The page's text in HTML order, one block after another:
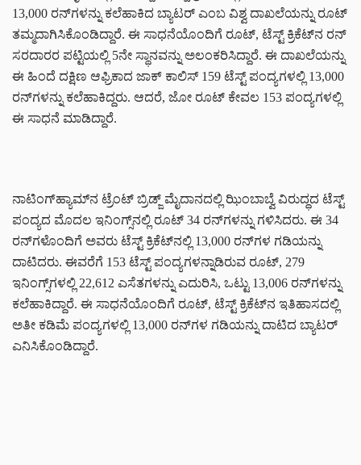
13,000 ರನ್‌ಗಳನ್ನು ಕಲೆಹಾಕಿದ ಬ್ಯಾಟರ್ ಎಂಬ ವಿಶ್ವ ದಾಖಲೆಯನ್ನು ರೂಟ್
ತಮ್ಮದಾಗಿಸಿಕೊಂಡಿದ್ದಾರೆ. ಈ ಸಾಧನೆಯೊಂದಿಗೆ ರೂಟ್, ಟೆಸ್ಟ್ ಕ್ರಿಕೆಟ್‌ನ ರನ್
ಸರದಾರರ ಪಟ್ಟಿಯಲ್ಲಿ 5ನೇ ಸ್ಥಾನವನ್ನು ಅಲಂಕರಿಸಿದ್ದಾರೆ. ಈ ದಾಖಲೆಯನ್ನು
ಈ ಹಿಂದೆ ದಕ್ಷಿಣ ಆಫ್ರಿಕಾದ ಜಾಕ್ ಕಾಲಿಸ್ 159 ಟೆಸ್ಟ್ ಪಂದ್ಯಗಳಲ್ಲಿ 13,000
ರನ್‌ಗಳನ್ನು ಕಲೆಹಾಕಿದ್ದರು. ಆದರೆ, ಜೋ ರೂಟ್ ಕೇವಲ 153 ಪಂದ್ಯಗಳಲ್ಲಿ
ಈ ಸಾಧನೆ ಮಾಡಿದ್ದಾರೆ.
ನಾಟಿಂಗ್‌ಹ್ಯಾಮ್‌ನ ಟ್ರೆಂಟ್ ಬ್ರಿಡ್ಜ್‌ ಮೈದಾನದಲ್ಲಿ ಝಿಂಬಾಬ್ವೆ ವಿರುದ್ಧದ ಟೆಸ್ಟ್
ಪಂದ್ಯದ ಮೊದಲ ಇನಿಂಗ್ಸ್‌ನಲ್ಲಿ ರೂಟ್ 34 ರನ್‌ಗಳನ್ನು ಗಳಿಸಿದರು. ಈ 34
ರನ್‌ಗಳೊಂದಿಗೆ ಅವರು ಟೆಸ್ಟ್ ಕ್ರಿಕೆಟ್‌ನಲ್ಲಿ 13,000 ರನ್‌ಗಳ ಗಡಿಯನ್ನು
ದಾಟಿದರು. ಈವರೆಗೆ 153 ಟೆಸ್ಟ್ ಪಂದ್ಯಗಳನ್ನಾಡಿರುವ ರೂಟ್, 279
ಇನಿಂಗ್ಸ್‌ಗಳಲ್ಲಿ 22,612 ಎಸೆತಗಳನ್ನು ಎದುರಿಸಿ, ಒಟ್ಟು 13,006 ರನ್‌ಗಳನ್ನು
ಕಲೆಹಾಕಿದ್ದಾರೆ. ಈ ಸಾಧನೆಯೊಂದಿಗೆ ರೂಟ್, ಟೆಸ್ಟ್ ಕ್ರಿಕೆಟ್‌ನ ಇತಿಹಾಸದಲ್ಲಿ
ಅತೀ ಕಡಿಮೆ ಪಂದ್ಯಗಳಲ್ಲಿ 13,000 ರನ್‌ಗಳ ಗಡಿಯನ್ನು ದಾಟಿದ ಬ್ಯಾಟರ್
ಎನಿಸಿಕೊಂಡಿದ್ದಾರೆ.